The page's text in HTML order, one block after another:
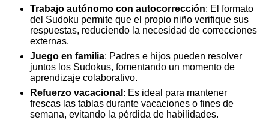
Trabajo autónomo con autocorrección: El formato
del Sudoku permite que el propio niño verifique sus
respuestas, reduciendo la necesidad de correcciones
externas.
Juego en familia: Padres e hijos pueden resolver
juntos los Sudokus, fomentando un momento de
aprendizaje colaborativo.
Refuerzo vacacional : Es ideal para mantener
frescas las tablas durante vacaciones o fines de
semana, evitando la pérdida de habilidades.